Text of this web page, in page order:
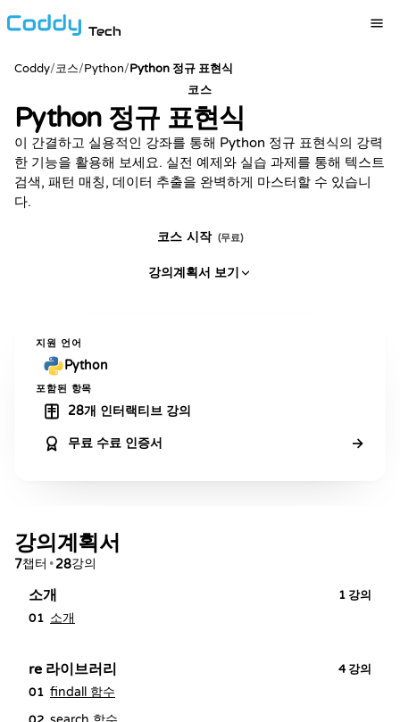
Tech
Coddy/코스/Python/Python 정규 표현식
코스
Python 정규 표현식
이 간결하고 실용적인 강좌를 통해 Python 정규 표현식의 강력
한 기능을 활용해 보세요. 실전 예제와 실습 과제를 통해 텍스트
검색, 패턴 매칭, 데이터 추출을 완벽하게 마스터할 수 있습니
다.
코스 시작 (무료)
강의계획서 보기
지원 언어
Python
포함된 항목
28개 인터랙티브 강의
무료 수료 인증서 →
강의계획서
7챕터 •28강의
소개 1 강의
01 소개
re 라이브러리 4 강의
01 findall 함수